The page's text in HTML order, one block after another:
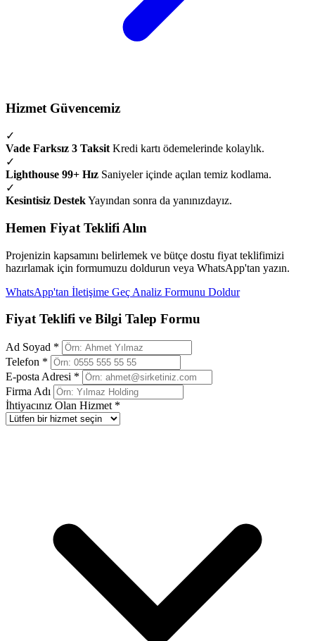
Hizmet Güvencemiz
✓
Vade Farksız 3 Taksit Kredi kartı ödemelerinde kolaylık.
✓
Lighthouse 99+ Hız Saniyeler içinde açılan temiz kodlama.
✓
Kesintisiz DestekYayından sonra da yanınızdayız.
Hemen Fiyat Teklifi Alın
Projenizin kapsamını belirlemek ve bütçe dostu fiyat teklifimizi
hazırlamak için formumuzu doldurun veya WhatsApp'tan yazın.
WhatsApp'tan İletişime Geç Analiz Formunu Doldur
Fiyat Teklifi ve Bilgi Talep Formu
Ad Soyad *
Telefon *
E-posta Adresi *
Firma Adı
İhtiyacınız Olan Hizmet *